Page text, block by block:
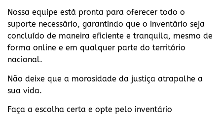
Nossa equipe está pronta para oferecer todo o
suporte necessário, garantindo que o inventário seja
concluído de maneira eficiente e tranquila, mesmo de
forma online e em qualquer parte do território
nacional.
Não deixe que a morosidade da justiça atrapalhe a
sua vida.
Faça a escolha certa e opte pelo inventário